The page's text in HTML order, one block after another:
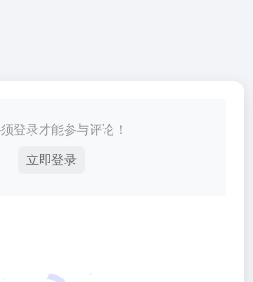
登录才能参与评论！
立即登录